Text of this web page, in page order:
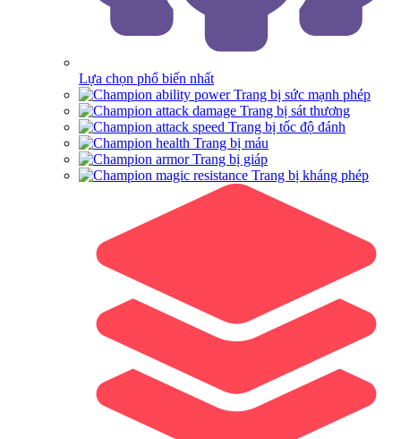
Lựa chọn phổ biến nhất
Trang bị sức mạnh phép
Trang bị sát thương
Trang bị tốc độ đánh
Trang bị máu
Trang bị giáp
Trang bị kháng phép